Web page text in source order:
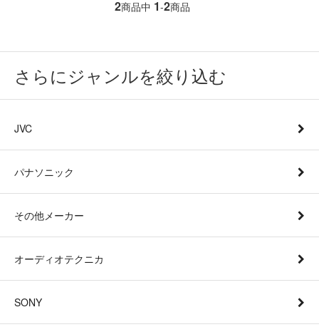
2商品中 1-2商品
さらにジャンルを絞り込む
JVC
パナソニック
その他メーカー
オーディオテクニカ
SONY